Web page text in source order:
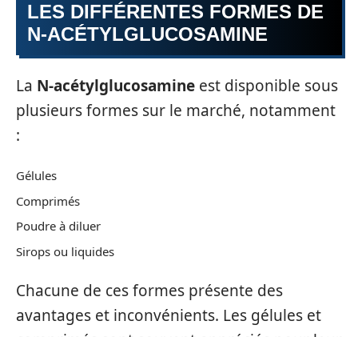
LES DIFFÉRENTES FORMES DE
N-ACÉTYLGLUCOSAMINE
La N-acétylglucosamine est disponible sous
plusieurs formes sur le marché, notamment
:
Gélules
Comprimés
Poudre à diluer
Sirops ou liquides
Chacune de ces formes présente des
avantages et inconvénients. Les gélules et